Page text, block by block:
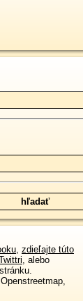
, zdieľajte túto
, alebo